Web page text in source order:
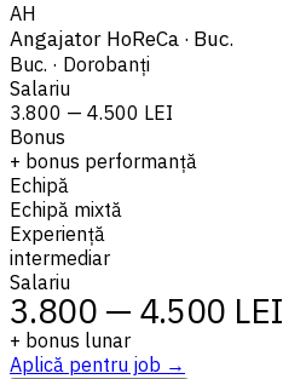
AH
Angajator HoReCa · Buc.
Buc. · Dorobanți
Salariu
3.800 — 4.500 LEI
Bonus
+ bonus performanță
Echipă
Echipă mixtă
Experiență
intermediar
Salariu
3.800 — 4.500 LEI
+ bonus lunar
Aplică pentru job →